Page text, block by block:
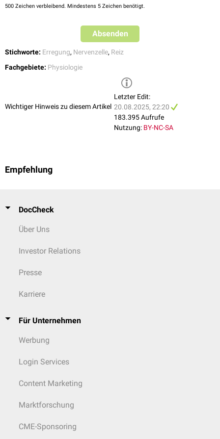
auch durch starke Reize nicht erregbar sind. Die
Depolarisation ist als "Alles oder Nichts"-Antwort zu verstehen, zu der es
Aktionspotential wird imAxonder Nervenfaser bis zu der Synapse wie in
einem Kabel fortgeleitet.
500 Zeichen verbleibend. Mindestens 5 Zeichen benötigt.
Absenden
Stichworte: Erregung, Nervenzelle, Reiz
Fachgebiete: Physiologie
Wichtiger Hinweis zu diesem Artikel
Letzter Edit:
20.08.2025, 22:20
183.395 Aufrufe
Nutzung: BY-NC-SA
Empfehlung
DocCheck
Über Uns
Investor Relations
Presse
Karriere
Für Unternehmen
Werbung
Login Services
Content Marketing
Marktforschung
CME-Sponsoring